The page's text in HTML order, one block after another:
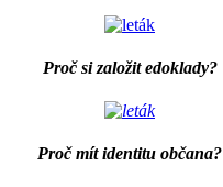
Proč si založit edoklady?
Proč mít identitu občana?